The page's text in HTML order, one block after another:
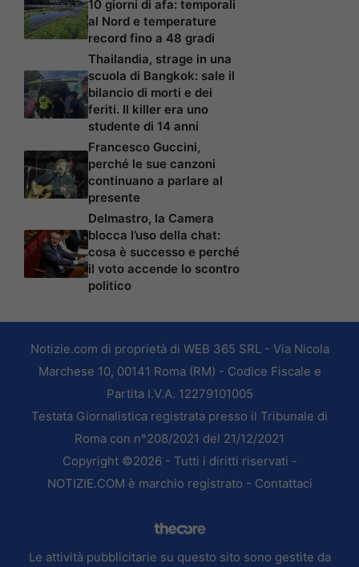
10 giorni di afa: temporali
al Nord e temperature
record fino a 48 gradi
Thailandia, strage in una
scuola di Bangkok: sale il
bilancio di morti e dei
feriti. Il killer era uno
studente di 14 anni
Francesco Guccini,
perché le sue canzoni
continuano a parlare al
presente
Delmastro, la Camera
blocca l’uso della chat:
cosa è successo e perché
il voto accende lo scontro
politico
Notizie.com di proprietà di WEB 365 SRL - Via Nicola
Marchese 10, 00141 Roma (RM) - Codice Fiscale e
Partita I.V.A. 12279101005
Testata Giornalistica registrata presso il Tribunale di
Roma con n°208/2021 del 21/12/2021
Copyright ©2026 - Tutti i diritti riservati -
NOTIZIE.COM è marchio registrato - Contattaci
Le attività pubblicitarie su questo sito sono gestite da